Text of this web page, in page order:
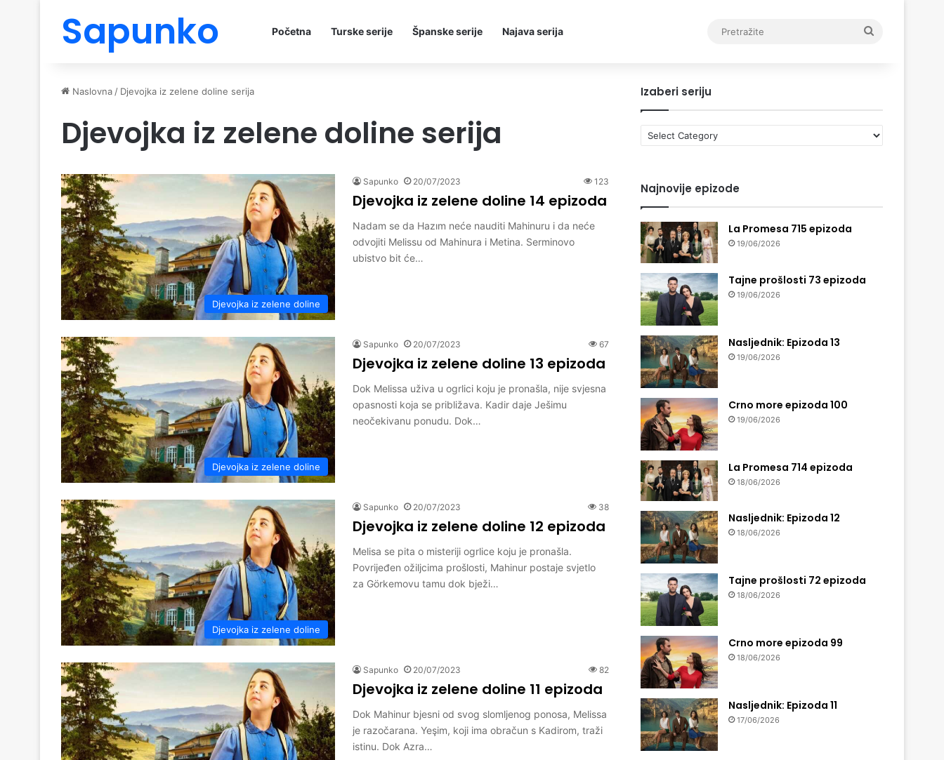
Sapunko Početna Turske serije Španske serije Najava serija
Naslovna / Djevojka iz zelene doline serija
Djevojka iz zelene doline serija
Djevojka iz zelene doline
Sapunko 20/07/2023 123
Djevojka iz zelene doline 14 epizoda
Nadam se da Hazım neće nauditi Mahinuru i da neće
odvojiti Melissu od Mahinura i Metina. Serminovo
ubistvo bit će…
Djevojka iz zelene doline
Sapunko 20/07/2023 67
Djevojka iz zelene doline 13 epizoda
Dok Melissa uživa u ogrlici koju je pronašla, nije svjesna
opasnosti koja se približava. Kadir daje Ješimu
neočekivanu ponudu. Dok…
Djevojka iz zelene doline
Sapunko 20/07/2023 38
Djevojka iz zelene doline 12 epizoda
Melisa se pita o misteriji ogrlice koju je pronašla.
Povrijeđen ožiljcima prošlosti, Mahinur postaje svjetlo
za Görkemovu tamu dok bježi…
Sapunko 20/07/2023 82
Djevojka iz zelene doline 11 epizoda
Dok Mahinur bjesni od svog slomljenog ponosa, Melissa
je razočarana. Yeşim, koji ima obračun s Kadirom, traži
istinu. Dok Azra…
Izaberi seriju
Izaberi
seriju
Najnovije epizode
La Promesa 715 epizoda
19/06/2026
Tajne prošlosti 73 epizoda
19/06/2026
Nasljednik: Epizoda 13
19/06/2026
Crno more epizoda 100
19/06/2026
La Promesa 714 epizoda
18/06/2026
Nasljednik: Epizoda 12
18/06/2026
Tajne prošlosti 72 epizoda
18/06/2026
Crno more epizoda 99
18/06/2026
Nasljednik: Epizoda 11
17/06/2026